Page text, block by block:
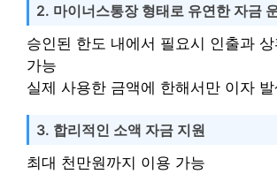
2. 마이너스통장 형태로 유연한 자금
승인된 한도 내에서 필요시 인출과
가능
실제 사용한 금액에 한해서만 이자 발
3. 합리적인 소액 자금 지원
최대 천만원까지 이용 가능